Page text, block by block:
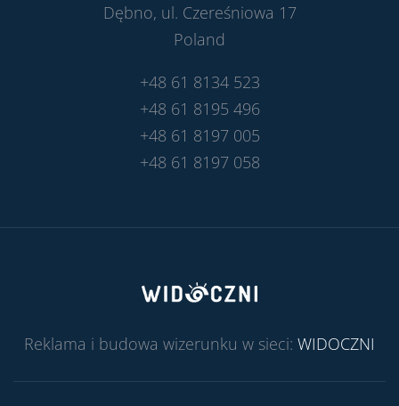
Dębno, ul. Czereśniowa 17
Poland
+48 61 8134 523
+48 61 8195 496
+48 61 8197 005
+48 61 8197 058
Reklama i budowa wizerunku w sieci: WIDOCZNI